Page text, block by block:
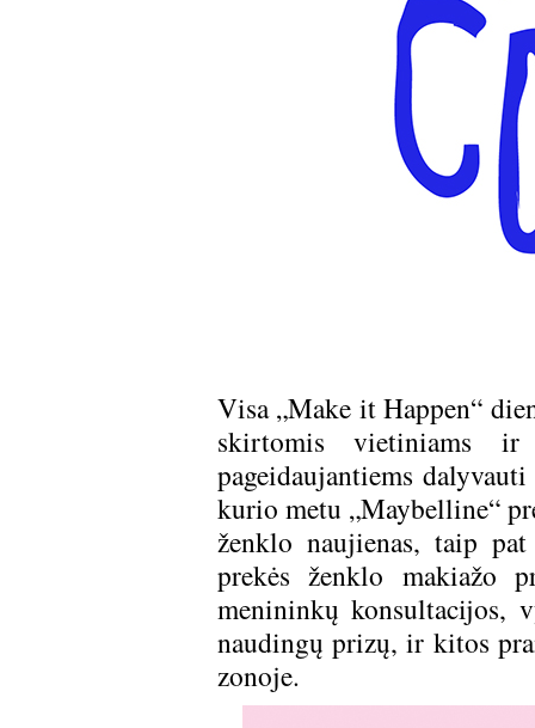
Visa „Make it Happen“
skirtomis vietiniams ir
pageidaujantiems
kurio metu „Maybelline“
ženklo naujienas, taip
prekės ženklo makiažo
menininkų konsultacijos,
naudingų prizų, ir kitos
zonoje.